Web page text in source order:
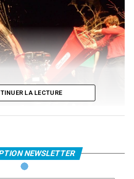
transforme des branchages en jet de
de salles de spectacle n’ont pas
continuer à avoir des idées, les
scène et répéter ce qu’ils ont
LA LECTURE
NEWSLETTER